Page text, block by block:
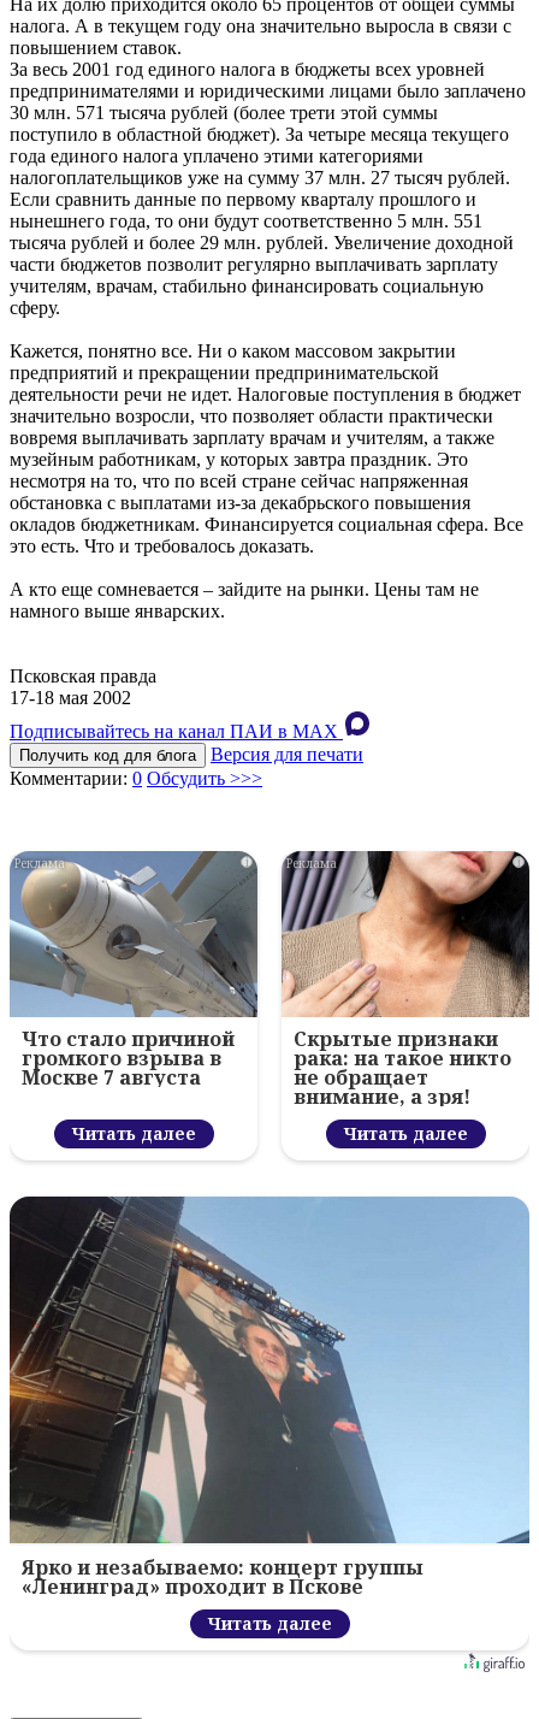
На их долю приходится около 65 процентов от общей суммы
налога. А в текущем году она значительно выросла в связи с
повышением ставок.
За весь 2001 год единого налога в бюджеты всех уровней
предпринимателями и юридическими лицами было заплачено
30 млн. 571 тысяча рублей (более трети этой суммы
поступило в областной бюджет). За четыре месяца текущего
года единого налога уплачено этими категориями
налогоплательщиков уже на сумму 37 млн. 27 тысяч рублей.
Если сравнить данные по первому кварталу прошлого и
нынешнего года, то они будут соответственно 5 млн. 551
тысяча рублей и более 29 млн. рублей. Увеличение доходной
части бюджетов позволит регулярно выплачивать зарплату
учителям, врачам, стабильно финансировать социальную
сферу.
Кажется, понятно все. Ни о каком массовом закрытии
предприятий и прекращении предпринимательской
деятельности речи не идет. Налоговые поступления в бюджет
значительно возросли, что позволяет области практически
вовремя выплачивать зарплату врачам и учителям, а также
музейным работникам, у которых завтра праздник. Это
несмотря на то, что по всей стране сейчас напряженная
обстановка с выплатами из-за декабрьского повышения
окладов бюджетникам. Финансируется социальная сфера. Все
это есть. Что и требовалось доказать.
А кто еще сомневается – зайдите на рынки. Цены там не
намного выше январских.
Псковская правда
17-18 мая 2002
Подписывайтесь на канал ПАИ в MAХ
Получить код для блога
Версия для печати
Комментарии: 0 Обсудить >>>
i
Что стало причиной
громкого взрыва в
Москве 7 августа
Читать далее
i
Скрытые признаки
рака: на такое никто
не обращает
внимание, а зря!
Читать далее
Ярко и незабываемо: концерт группы
«Ленинград» проходит в Пскове
Читать далее